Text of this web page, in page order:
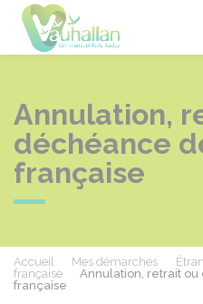
Annulation,
déchéance
française
Accueil Mes démarches
française
Annulation, retrait
française